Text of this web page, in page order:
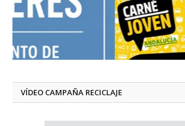
VÍDEO CAMPAÑA RECICLAJE